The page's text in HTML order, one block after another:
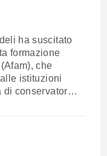
ha suscitato
formazione
che
istituzioni
conservatori e